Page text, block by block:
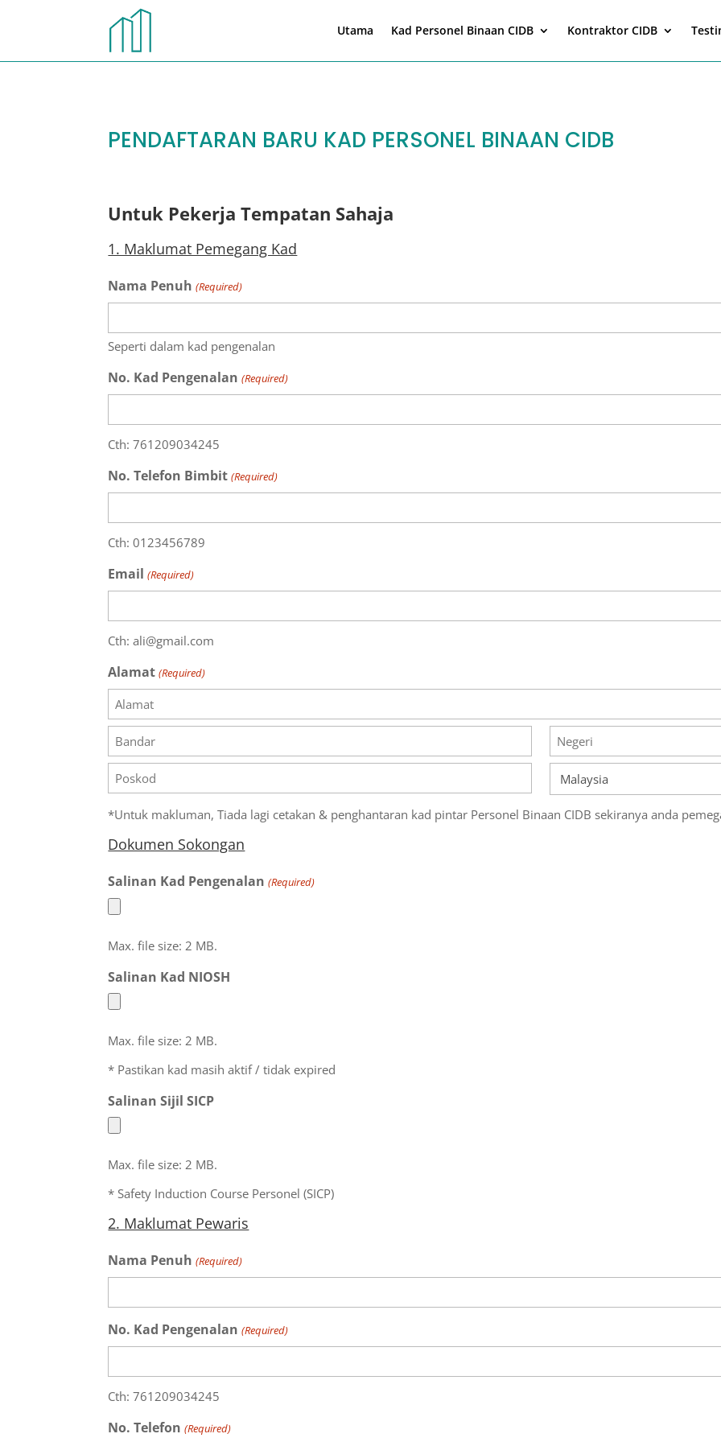
Utama Kad Personel Binaan CIDB Kontraktor CIDB
PENDAFTARAN BARU KAD PERSONEL BINAAN CIDB
Untuk Pekerja Tempatan Sahaja
1. Maklumat Pemegang Kad
Nama Penuh (Required)
Seperti dalam kad pengenalan
No. Kad Pengenalan (Required)
Cth: 761209034245
No. Telefon Bimbit (Required)
Cth: 0123456789
Email (Required)
Cth: ali@gmail.com
Alamat (Required)
Alamat
Bandar Negeri
Poskod Negara
*Untuk makluman, Tiada lagi cetakan & penghantaran kad pintar Personel Binaan CIDB sekiranya anda
Dokumen Sokongan
Salinan Kad Pengenalan (Required)
Max. file size: 2 MB.
Salinan Kad NIOSH
Max. file size: 2 MB.
* Pastikan kad masih aktif / tidak expired
Salinan Sijil SICP
Max. file size: 2 MB.
* Safety Induction Course Personel (SICP)
2. Maklumat Pewaris
Nama Penuh (Required)
No. Kad Pengenalan (Required)
Cth: 761209034245
No. Telefon (Required)